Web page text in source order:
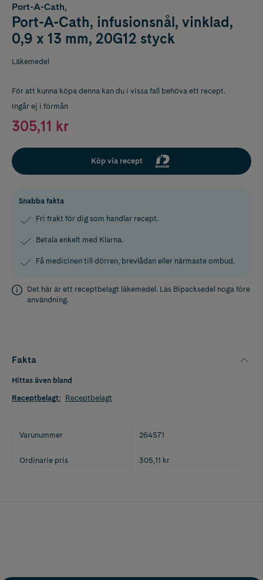
Port-A-Cath,
Port-A-Cath, infusionsnål, vinklad,
0,9 x 13 mm, 20G12 styck
Läkemedel
För att kunna köpa denna kan du i vissa fall behöva ett recept.
Ingår ej i förmån
305,11 kr
Köp via recept
Snabba fakta
Fri frakt för dig som handlar recept.
Betala enkelt med Klarna.
Få medicinen till dörren, brevlådan eller närmaste ombud.
Det här är ett receptbelagt läkemedel. Läs Bipacksedel noga före
användning.
Fakta
Hittas även bland
Receptbelagt: Receptbelagt
Varunummer 264571
Ordinarie pris 305,11 kr